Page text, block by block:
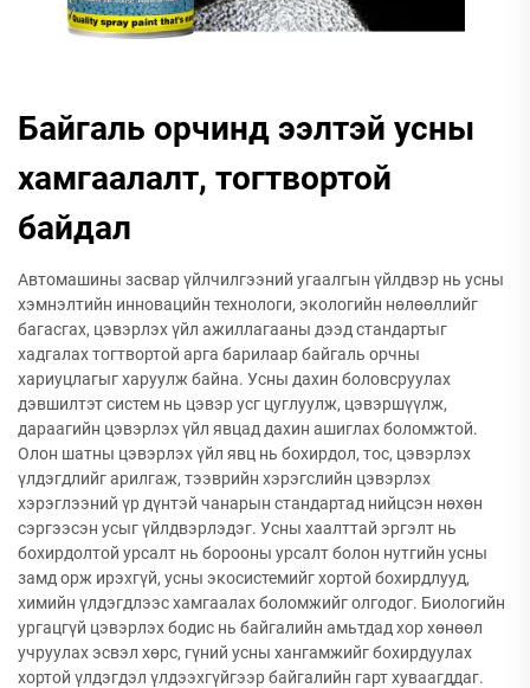
Байгаль орчинд ээлтэй усны
хамгаалалт, тогтвортой
байдал
Автомашины засвар үйлчилгээний угаалгын үйлдвэр нь усны
хэмнэлтийн инновацийн технологи, экологийн нөлөөллийг
багасгах, цэвэрлэх үйл ажиллагааны дээд стандартыг
хадгалах тогтвортой арга барилаар байгаль орчны
хариуцлагыг харуулж байна. Усны дахин боловсруулах
дэвшилтэт систем нь цэвэр усг цуглуулж, цэвэршүүлж,
дараагийн цэвэрлэх үйл явцад дахин ашиглах боломжтой.
Олон шатны цэвэрлэх үйл явц нь бохирдол, тос, цэвэрлэх
үлдэгдлийг арилгаж, тээврийн хэрэгслийн цэвэрлэх
хэрэглээний үр дүнтэй чанарын стандартад нийцсэн нөхөн
сэргээсэн усыг үйлдвэрлэдэг. Усны хаалттай эргэлт нь
бохирдолтой урсалт нь борооны урсалт болон нутгийн усны
замд орж ирэхгүй, усны экосистемийг хортой бохирдлууд,
химийн үлдэгдлээс хамгаалах боломжийг олгодог. Биологийн
ургацгүй цэвэрлэх бодис нь байгалийн амьтдад хор хөнөөл
учруулах эсвэл хөрс, гүний усны хангамжийг бохирдуулах
хортой үлдэгдэл үлдээхгүйгээр байгалийн гарт хуваагддаг.